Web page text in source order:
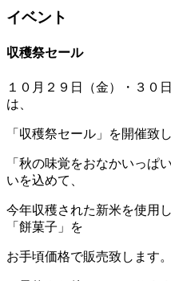
イベント
収穫祭セール
１０月２９日（金）・３０
は、
「収穫祭セール」を開催致
「秋の味覚をおなかいっぱ
いを込めて、
今年収穫された新米を使用
「餅菓子」を
お手頃価格で販売致します。